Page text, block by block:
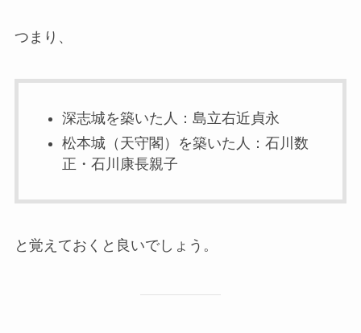
つまり、
深志城を築いた人：島立右近貞永
松本城（天守閣）を築いた人：石川数
正・石川康長親子
と覚えておくと良いでしょう。